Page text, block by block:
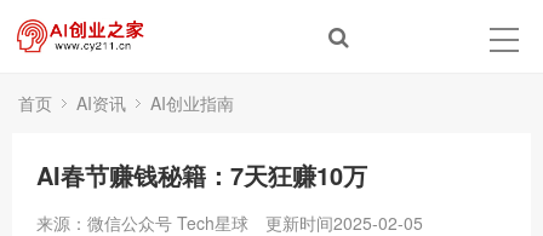
首页 AI资讯 AI创业指南
AI春节赚钱秘籍：7天狂赚10万
来源：微信公众号 Tech星球
更新时间2025-02-05